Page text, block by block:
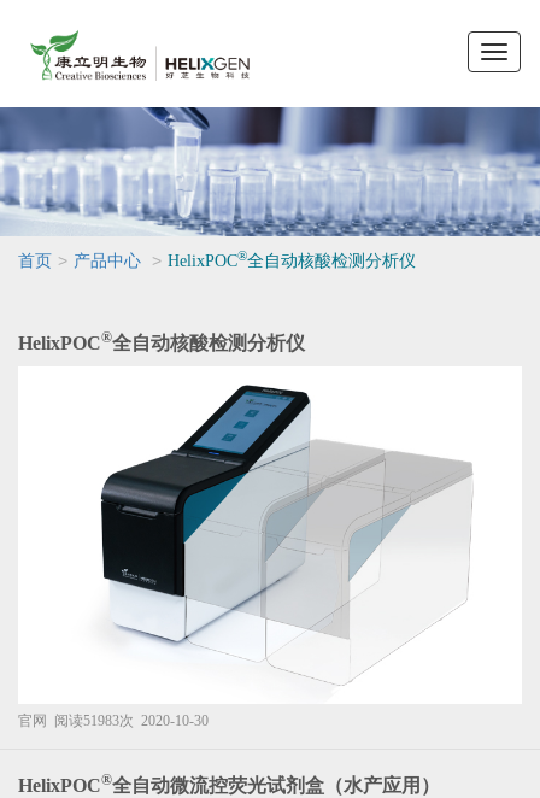
Toggle
首页 > 产品中心 > HelixPOC®全自动核酸检测分析仪
HelixPOC®全自动核酸检测分析仪
官网 阅读51983次 2020-10-30
HelixPOC®全自动微流控荧光试剂盒（水产应用）